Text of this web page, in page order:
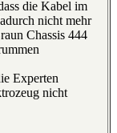
die Kabel im
nicht mehr
Chassis 444
Experten
nicht